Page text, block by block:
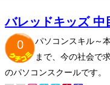
バレッドキッズ 中
0
パソコンスキル～
まで、今の社会で
のパソコンスクールです。